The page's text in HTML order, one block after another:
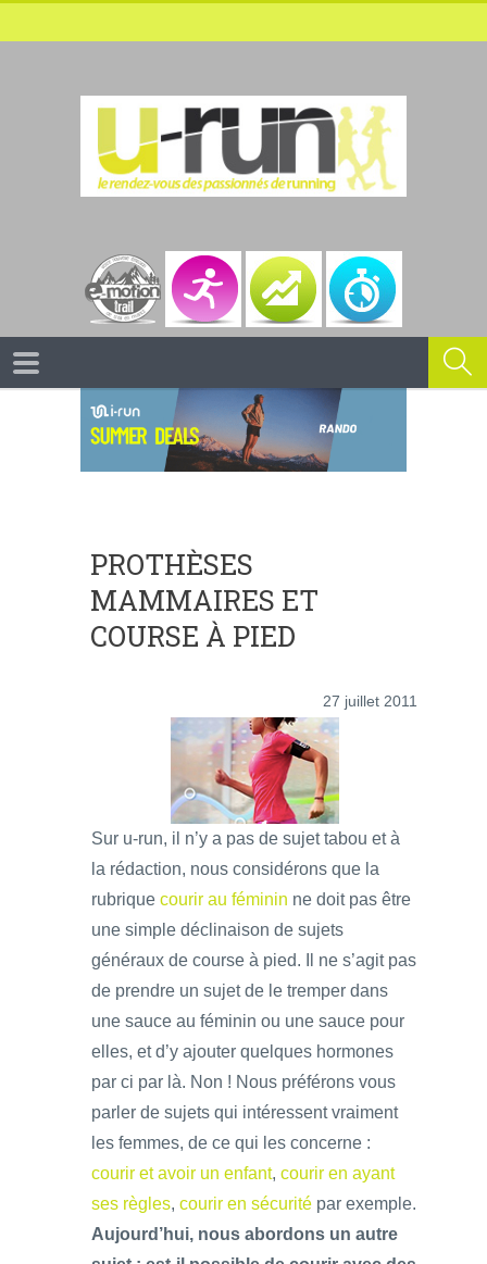
PROTHÈSES
MAMMAIRES ET
COURSE À PIED
27 juillet 2011
Sur u-run, il n’y a pas de sujet tabou et à
la rédaction, nous considérons que la
rubrique courir au féminin ne doit pas être
une simple déclinaison de sujets
généraux de course à pied. Il ne s’agit pas
de prendre un sujet de le tremper dans
une sauce au féminin ou une sauce pour
elles, et d’y ajouter quelques hormones
par ci par là. Non ! Nous préférons vous
parler de sujets qui intéressent vraiment
les femmes, de ce qui les concerne :
courir et avoir un enfant, courir en ayant
ses règles, courir en sécurité par exemple.
Aujourd’hui, nous abordons un autre